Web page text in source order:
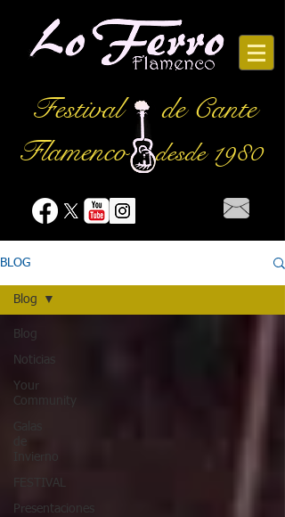
Festival
de Cante
Flamencodesde 1980
BLOG
Blog
Noticias
Your
Community
Invierno
FESTIVAL
Presentaciones
Blog